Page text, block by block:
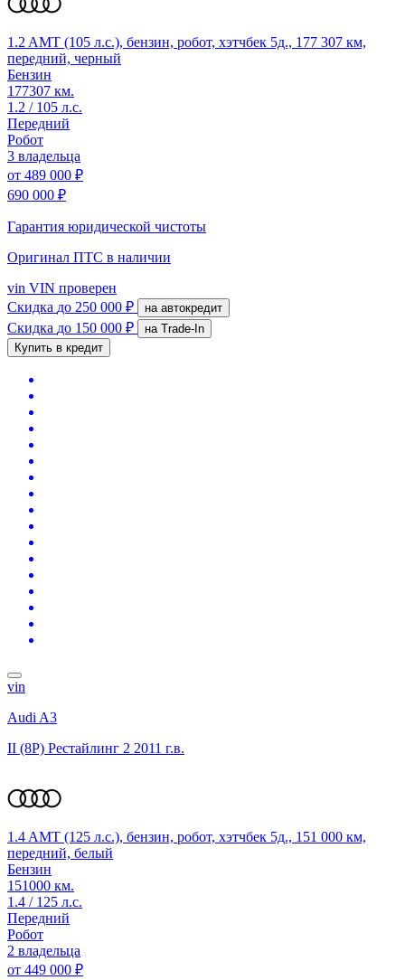
1.2 AMT (105 л.с.), бензин, робот, хэтчбек 5д., 177 307 км,
передний, черный
Бензин
177307 км.
1.2 / 105 л.с.
Передний
Робот
3 владельца
от 489 000 ₽
690 000 ₽
Гарантия юридической чистоты
Оригинал ПТС в наличии
vin VIN проверен
Скидка до 250 000 ₽ на автокредит
Скидка до 150 000 ₽
на Trade-In
Купить в кредит
vin
Audi A3
II (8P) Рестайлинг 2 2011 г.в.
1.4 AMT (125 л.с.), бензин, робот, хэтчбек 5д., 151 000 км,
передний, белый
Бензин
151000 км.
1.4 / 125 л.с.
Передний
Робот
2 владельца
от 449 000 ₽